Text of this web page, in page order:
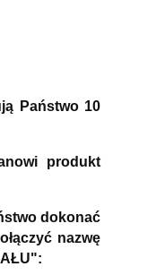
Państwo 10
produkt
dokonać
nazwę